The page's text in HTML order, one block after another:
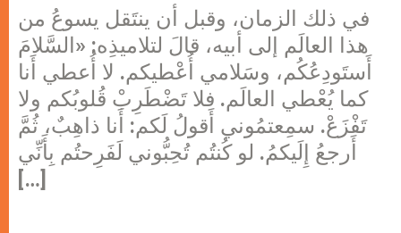
في ذلك الزمان، وقبل أن ينتَقل يسوعُ من
هذا العالَم إلى أبيه، قالَ لتلاميذِه: «السَّلامَ
أَستَودِعُكُم، وسَلامي أُعْطيكم. لا أُعطي أَنا
كما يُعْطي العالَم. فلا تَضْطَرِبْ قُلوبُكم ولا
تَفْزَعْ. سمِعتمُوني أَقولُ لَكم: أَنا ذاهِبٌ، ثُمَّ
أَرجعُ إِلَيكمُ. لو كُنتُم تُحِبُّوني لَفَرِحتُم بِأَنِّي
[…]